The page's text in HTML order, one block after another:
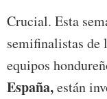
Crucial. Esta
semifinalistas de
equipos
España,están